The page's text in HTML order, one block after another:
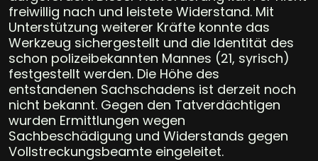
freiwillig nach und leistete Widerstand. Mit
Unterstützung weiterer Kräfte konnte das
Werkzeug sichergestellt und die Identität des
schon polizeibekannten Mannes (21, syrisch)
festgestellt werden. Die Höhe des
entstandenen Sachschadens ist derzeit noch
nicht bekannt. Gegen den Tatverdächtigen
wurden Ermittlungen wegen
Sachbeschädigung und Widerstands gegen
Vollstreckungsbeamte eingeleitet.